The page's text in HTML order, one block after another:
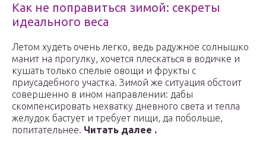
Как не поправиться зимой: секреты
идеального веса
Летом худеть очень легко, ведь радужное солнышко
манит на прогулку, хочется плескаться в водичке и
кушать только спелые овощи и фрукты с
приусадебного участка. Зимой же ситуация обстоит
совершенно в ином направлении: дабы
скомпенсировать нехватку дневного света и тепла
желудок бастует и требует пищи, да побольше,
попитательнее. Читать далее .